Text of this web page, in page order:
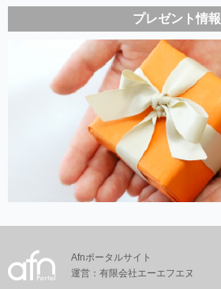
プレゼント情報
Afnポータルサイト
運営：有限会社エーエフエヌ